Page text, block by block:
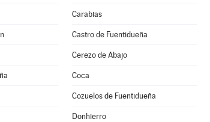
Carabias
Castro de Fuentidueña
Cerezo de Abajo
Coca
Cozuelos de Fuentidueña
Donhierro